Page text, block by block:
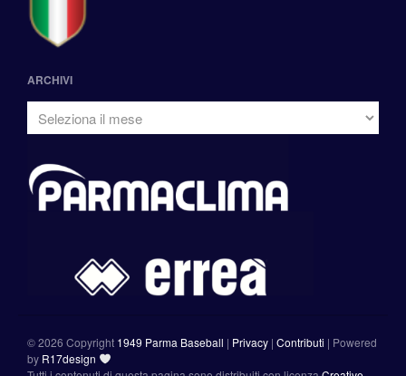
ARCHIVI
©2026 Copyright 1949 Parma Baseball | Privacy | Contributi | Powered
by R17design